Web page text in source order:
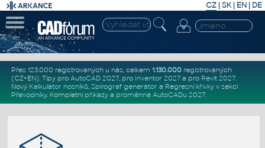
CZ | SK| EN | DE
Přes 123.000 registrovaných u nás, celkem 1.130.000registrovaných
(CZ+EN). Tipy pro AutoCAD 2027, pro Inventor 2027a pro Revit 2027.
Nový Kalkulátor nosníků, Spirograf generátor a Regresní křivkyv sekci
Převodníky. Kompletní příkazya proměnné AutoCADu 2027.